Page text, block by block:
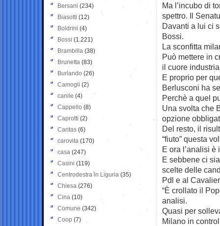
Ma l’incubo di
spettro. Il
Davanti a lui ci
Bossi.
La sconfitta
Può mettere in
il cuore
E proprio per
Berlusconi ha
Perchè a quel
Una svolta che
opzione
Del resto, il
“fiuto” questa
E ora l’analisi è
E sebbene ci
scelte delle
Pdl e al
“È crollato il
analisi.
Quasi per
Milano in
Bersani (234)
Biasotti (12)
Boldrini (4)
Bossi (1.221)
Brambilla (38)
Brunetta (83)
Burlando (26)
Camogli (2)
canile (4)
Cappello (8)
Caprotti (2)
Caritas (6)
carovita (170)
casa (247)
Casini (119)
Centrodestra in Liguria (35)
Chiesa (276)
Cina (10)
Comune (342)
Coop (7)